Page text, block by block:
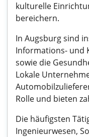
kulturelle
bereichern.
In Augsburg sind
Informations- und
sowie die
Lokale
Rolle und bieten
Die häufigsten
Ingenieurwesen,